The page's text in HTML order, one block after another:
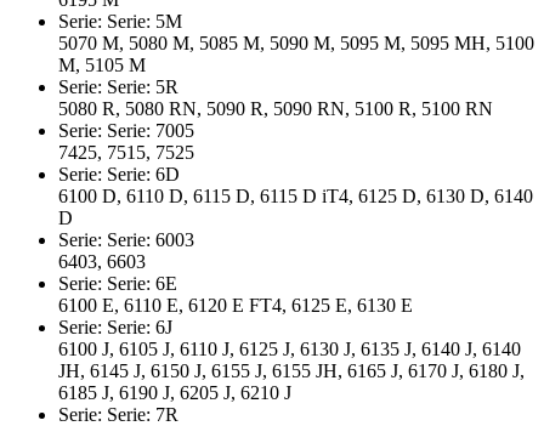
Serie: Serie: 5M
5070 M, 5080 M, 5085 M, 5090 M, 5095 M, 5095 MH, 5100
M, 5105 M
Serie: Serie: 5R
5080 R, 5080 RN, 5090 R, 5090 RN, 5100 R, 5100 RN
Serie: Serie: 7005
7425, 7515, 7525
Serie: Serie: 6D
6100 D, 6110 D, 6115 D, 6115 D iT4, 6125 D, 6130 D, 6140
D
Serie: Serie: 6003
6403, 6603
Serie: Serie: 6E
6100 E, 6110 E, 6120 E FT4, 6125 E, 6130 E
Serie: Serie: 6J
6100 J, 6105 J, 6110 J, 6125 J, 6130 J, 6135 J, 6140 J, 6140
JH, 6145 J, 6150 J, 6155 J, 6155 JH, 6165 J, 6170 J, 6180 J,
6185 J, 6190 J, 6205 J, 6210 J
Serie: Serie: 7R